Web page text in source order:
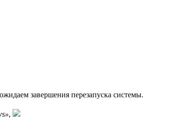
завершения перезапуска системы.
,